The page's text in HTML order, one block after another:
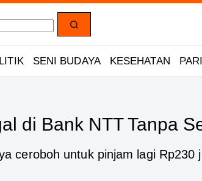
SENI BUDAYA KESEHATAN
di Bank NTT Tanpa
ceroboh untuk pinjam lagi Rp230